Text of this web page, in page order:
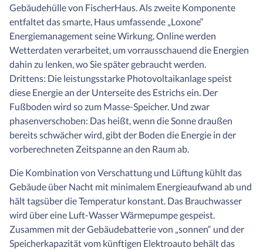
Gebäudehülle von FischerHaus. Als zweite Komponente
entfaltet das smarte, Haus umfassende „Loxone“
Energiemanagement seine Wirkung. Online werden
Wetterdaten verarbeitet, um vorrausschauend die Energien
dahin zu lenken, wo Sie später gebraucht werden.
Drittens: Die leistungsstarke Photovoltaikanlage speist
diese Energie an der Unterseite des Estrichs ein. Der
Fußboden wird so zum Masse-Speicher. Und zwar
phasenverschoben: Das heißt, wenn die Sonne draußen
bereits schwächer wird, gibt der Boden die Energie in der
vorberechneten Zeitspanne an den Raum ab.
Die Kombination von Verschattung und Lüftung kühlt das
Gebäude über Nacht mit minimalem Energieaufwand ab und
hält tagsüber die Temperatur konstant. Das Brauchwasser
wird über eine Luft-Wasser Wärmepumpe gespeist.
Zusammen mit der Gebäudebatterie von „sonnen“ und der
Speicherkapazität vom künftigen Elektroauto behält das